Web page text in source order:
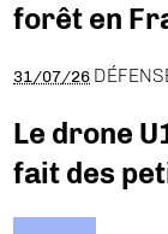
forêt en
31/07/26
Le drone
fait des